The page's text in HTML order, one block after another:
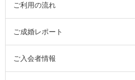
ご利用の流れ
ご成婚レポート
ご入会者情報